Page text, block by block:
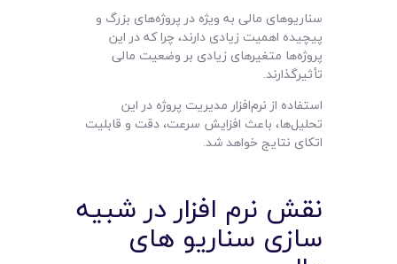
سناریوهای مالی به ویژه در پروژه‌های بزرگ و
پیچیده اهمیت زیادی دارند، چرا که در این
پروژه‌ها متغیرهای زیادی بر وضعیت مالی
تأثیرگذارند.
استفاده از نرم‌افزار مدیریت پروژه در این
تحلیل‌ها، باعث افزایش سرعت، دقت و قابلیت
اتکای نتایج خواهد شد.
نقش نرم‌ افزار در شبیه‌
سازی سناریو های